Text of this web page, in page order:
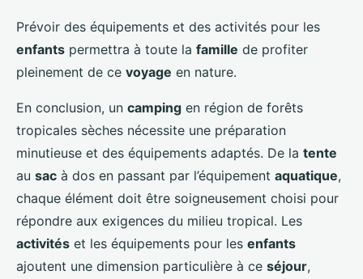
Prévoir des équipements et des activités pour les
enfants permettra à toute la famille de profiter
pleinement de ce voyage en nature.
En conclusion, un camping en région de forêts
tropicales sèches nécessite une préparation
minutieuse et des équipements adaptés. De la tente
au sac à dos en passant par l’équipement aquatique,
chaque élément doit être soigneusement choisi pour
répondre aux exigences du milieu tropical. Les
activités et les équipements pour les enfants
ajoutent une dimension particulière à ce séjour,